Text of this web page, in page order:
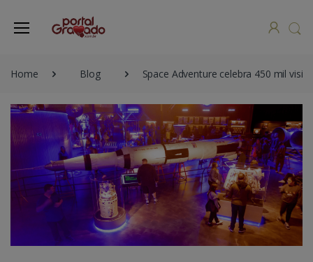
Home Blog Space Adventure celebra 450 mil